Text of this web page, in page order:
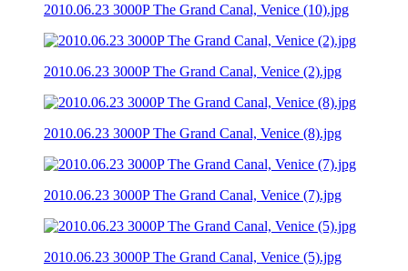
2010.06.23 3000P The Grand Canal, Venice (10).jpg
2010.06.23 3000P The Grand Canal, Venice (2).jpg
2010.06.23 3000P The Grand Canal, Venice (8).jpg
2010.06.23 3000P The Grand Canal, Venice (7).jpg
2010.06.23 3000P The Grand Canal, Venice (5).jpg